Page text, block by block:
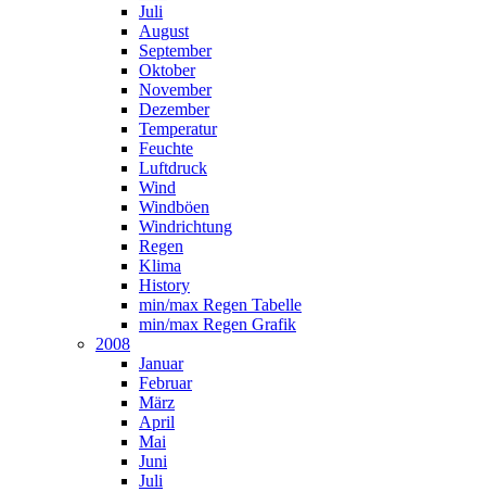
Juli
August
September
Oktober
November
Dezember
Temperatur
Feuchte
Luftdruck
Wind
Windböen
Windrichtung
Regen
Klima
History
min/max Regen Tabelle
min/max Regen Grafik
2008
Januar
Februar
März
April
Mai
Juni
Juli